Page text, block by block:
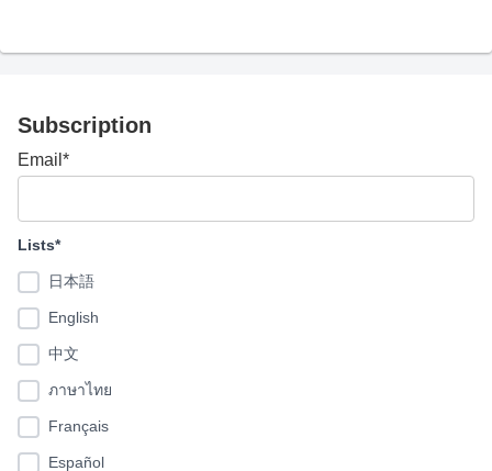
Subscription
Email*
Lists*
日本語
English
中文
ภาษาไทย
Français
Español